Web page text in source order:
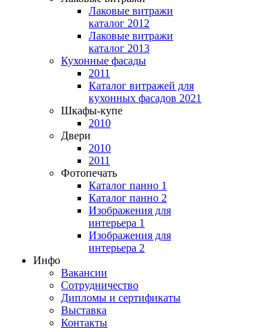
Лаковые витражи
каталог 2012
Лаковые витражи
каталог 2013
Кухонные фасады
2011
Каталог витражей для
кухонных фасадов 2021
Шкафы-купе
2010
Двери
2010
2011
Фотопечать
Каталог панно 1
Каталог панно 2
Изображения для
интерьера 1
Изображения для
интерьера 2
Инфо
Вакансии
Сотрудничество
Дипломы и сертификаты
Выставка
Контакты